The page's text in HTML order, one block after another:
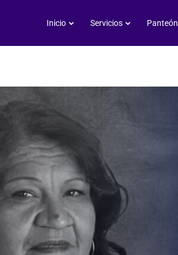
Inicio Servicios Panteón
Álvarez Cruz